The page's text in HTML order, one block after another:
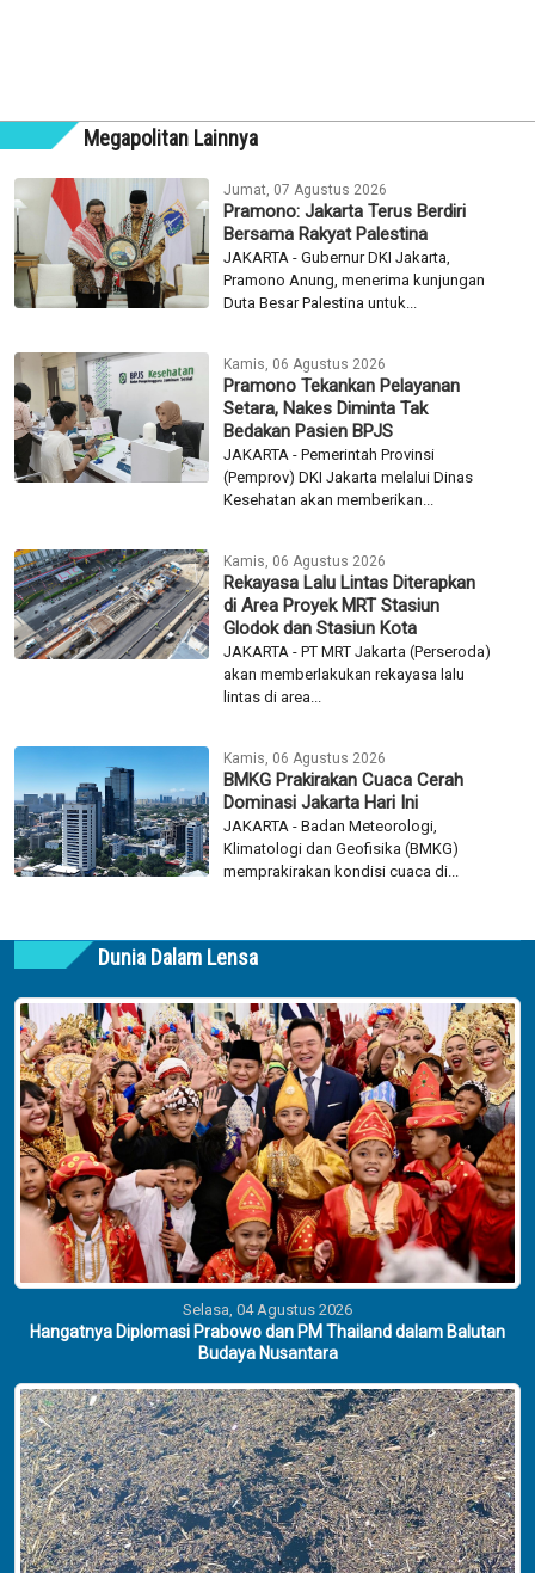
Megapolitan Lainnya
Jumat, 07 Agustus 2026
Pramono: Jakarta Terus Berdiri
Bersama Rakyat Palestina
JAKARTA - Gubernur DKI Jakarta,
Pramono Anung, menerima kunjungan
Duta Besar Palestina untuk...
Kamis, 06 Agustus 2026
Pramono Tekankan Pelayanan
Setara, Nakes Diminta Tak
Bedakan Pasien BPJS
JAKARTA - Pemerintah Provinsi
(Pemprov) DKI Jakarta melalui Dinas
Kesehatan akan memberikan...
Kamis, 06 Agustus 2026
Rekayasa Lalu Lintas Diterapkan
di Area Proyek MRT Stasiun
Glodok dan Stasiun Kota
JAKARTA - PT MRT Jakarta (Perseroda)
akan memberlakukan rekayasa lalu
lintas di area...
Kamis, 06 Agustus 2026
BMKG Prakirakan Cuaca Cerah
Dominasi Jakarta Hari Ini
JAKARTA - Badan Meteorologi,
Klimatologi dan Geofisika (BMKG)
memprakirakan kondisi cuaca di...
Dunia Dalam Lensa
Selasa, 04 Agustus 2026
Hangatnya Diplomasi Prabowo dan PM Thailand dalam Balutan
Budaya Nusantara